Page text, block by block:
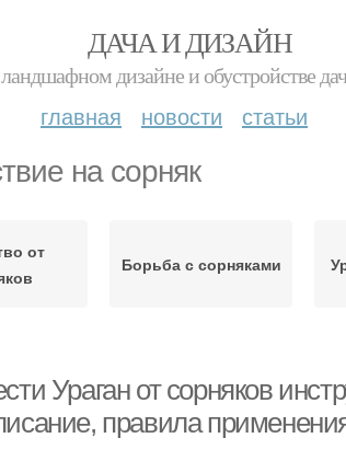
ДАЧА И ДИЗАЙН
дизайне и обустройстве
главная новости статьи
на сорняк
от
Борьба с сорняками
Ураган от сорняков
правила